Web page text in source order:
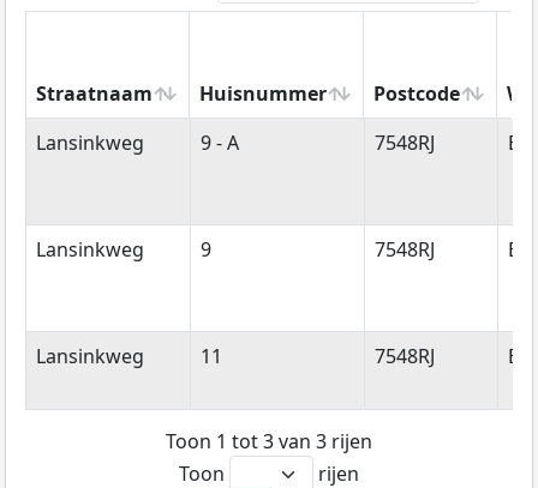
Straatnaam Huisnummer Postcode
Straatnaam
Huisnummer Postcode
Lansinkweg 9 - A 7548RJ
Lansinkweg 9 7548RJ
Lansinkweg 11 7548RJ
Toon 1 tot 3 van 3 rijen
Toon
rijen